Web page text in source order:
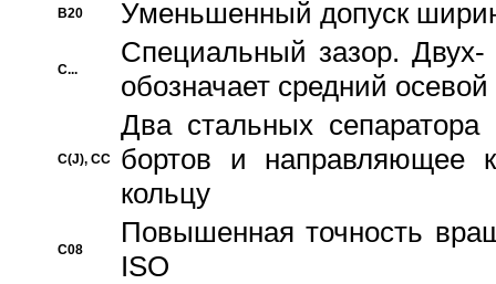
B20 Уменьшенный допуск
C...
Специальный зазор.
обозначает средний
C(J), CC
Два стальных сепаратора
бортов и направляющее
кольцу
C08
Повышенная точность
ISO